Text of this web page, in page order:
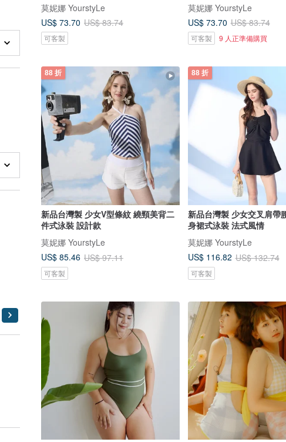
莫妮娜 YourstyLe
US$ 73.70 US$ 83.74
可客製
莫妮娜 YourstyLe
US$ 73.70 US$ 83.74
可客製 9 人正準備購買
88 折
新品台灣製 少女V型條紋 繞頸美背二
件式泳裝 設計款
莫妮娜 YourstyLe
US$ 85.46 US$ 97.11
可客製
88 折
新品台灣製 少女交叉肩帶
身裙式泳裝 法式風情
莫妮娜 YourstyLe
US$ 116.82 US$ 132.74
可客製